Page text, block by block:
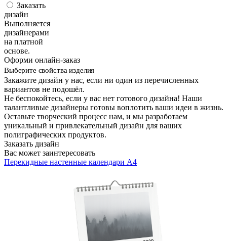
Заказать
дизайн
Выполняется
дизайнерами
на платной
основе.
Оформи онлайн-заказ
Выберите свойства изделия
Закажите дизайн у нас, если ни один из перечисленных
вариантов не подошёл.
Не беспокойтесь, если у вас нет готового дизайна! Наши
талантливые дизайнеры готовы воплотить ваши идеи в жизнь.
Оставьте творческий процесс нам, и мы разработаем
уникальный и привлекательный дизайн для ваших
полиграфических продуктов.
Заказать дизайн
Вас может заинтересовать
Перекидные настенные календари А4